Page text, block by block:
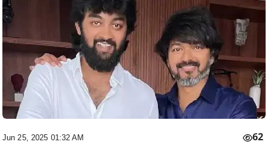
Jun 25, 2025 01:32 AM 62